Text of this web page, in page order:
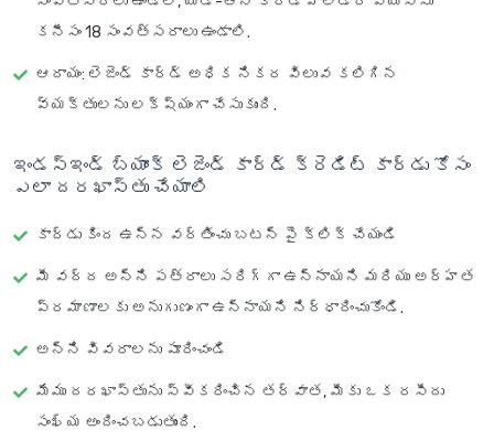
కనీసం 18 సంవత్సరాలు ఉండాలి.
ఆదాయం: లెజెండ్ కార్డ్ అధిక నికర విలువ కలిగిన
వ్యక్తులను లక్ష్యంగా చేసుకుంది.
ఇండస్ఇండ్ బ్యాంక్ లెజెండ్ కార్డ్ క్రెడిట్ కార్డు కోసం
ఎలా దరఖాస్తు చేయాలి
కార్డు కింద ఉన్న వర్తించు బటన్ పై క్లిక్ చేయండి
మీ వద్ద అన్ని పత్రాలు సరిగ్గా ఉన్నాయని మరియు అర్హత
ప్రమాణాలకు అనుగుణంగా ఉన్నాయని నిర్ధారించుకోండి.
అన్ని వివరాలను పూరించండి
మేము దరఖాస్తును స్వీకరించిన తర్వాత, మీకు ఒక రసీదు
సంఖ్య అందించబడుతుంది.